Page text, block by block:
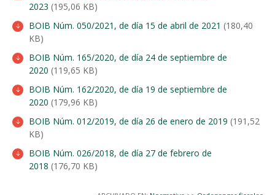
2023 (195,06 KB)
BOIB Núm. 050/2021, de día 15 de abril de 2021 (180,40
KB)
BOIB Núm. 165/2020, de día 24 de septiembre de
2020 (119,65 KB)
BOIB Núm. 162/2020, de día 19 de septiembre de
2020 (179,96 KB)
BOIB Núm. 012/2019, de día 26 de enero de 2019 (191,52
KB)
BOIB Núm. 026/2018, de día 27 de febrero de
2018 (176,70 KB)